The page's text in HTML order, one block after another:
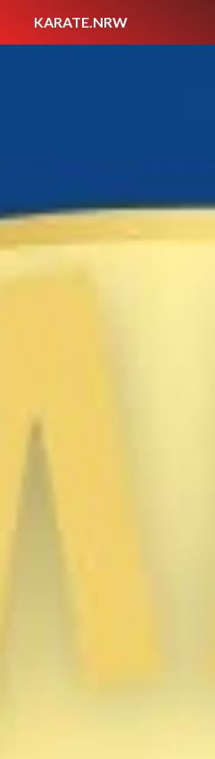
KARATE.NRW